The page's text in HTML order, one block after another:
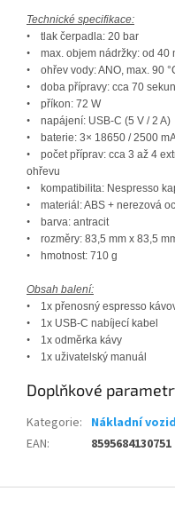
Technické specifikace:
• tlak čerpadla: 20 bar
• max. objem nádržky: od 40
• ohřev vody: ANO, max. 90
• doba přípravy: cca 70
• příkon: 72 W
• napájení: USB-C (5 V / 2 A)
• baterie: 3× 18650 / 2500
• počet příprav: cca 3 až 4
ohřevu
•
kompatibilita: Nespresso
• materiál: ABS + nerezová
• barva: antracit
• rozměry: 83,5 mm x 83,5
•
hmotnost: 710 g
Obsah balení:
• 1x přenosný espresso
• 1x USB-C nabíjecí kabel
• 1x odměrka kávy
• 1x uživatelský manuál
Doplňkové
Kategorie: Nákladní
EAN: 8595684130751